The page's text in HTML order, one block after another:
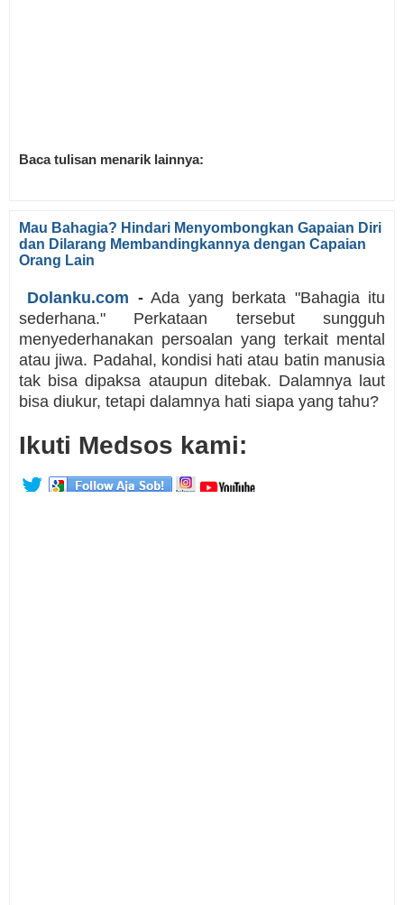
Baca tulisan menarik lainnya:
Mau Bahagia? Hindari Menyombongkan Gapaian Diri
dan Dilarang Membandingkannya dengan Capaian
Orang Lain
Dolanku.com -Ada yang berkata "Bahagia itu
sederhana." Perkataan tersebut sungguh
menyederhanakan persoalan yang terkait mental
atau jiwa. Padahal, kondisi hati atau batin manusia
tak bisa dipaksa ataupun ditebak. Dalamnya laut
bisa diukur, tetapi dalamnya hati siapa yang tahu?
Ikuti Medsos kami: